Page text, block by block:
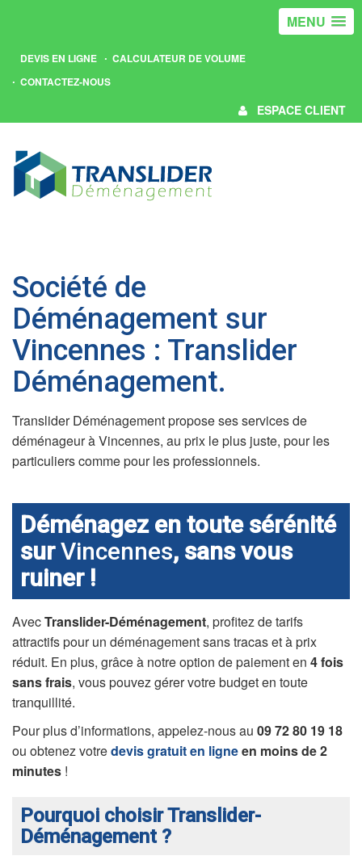
MENU
DEVIS EN LIGNE
CALCULATEUR DE VOLUME
CONTACTEZ-NOUS
ESPACE CLIENT
Société de
Déménagement sur
Vincennes : Translider
Déménagement.
Translider Déménagement propose ses services de
déménageur à Vincennes, au prix le plus juste, pour les
particuliers comme pour les professionnels.
Déménagez en toute sérénité
surVincennes, sans vous
ruiner !
AvecTranslider-Déménagement, profitez de tarifs
attractifs pour un déménagement sans tracas et à prix
réduit. En plus, grâce à notre option de paiement en 4 fois
sans frais, vous pouvez gérer votre budget en toute
tranquillité.
Pour plus d’informations, appelez-nous au 09 72 80 19 18
ou obtenez votredevis gratuit en ligneen moins de 2
minutes !
Pourquoi choisir Translider-
Déménagement ?